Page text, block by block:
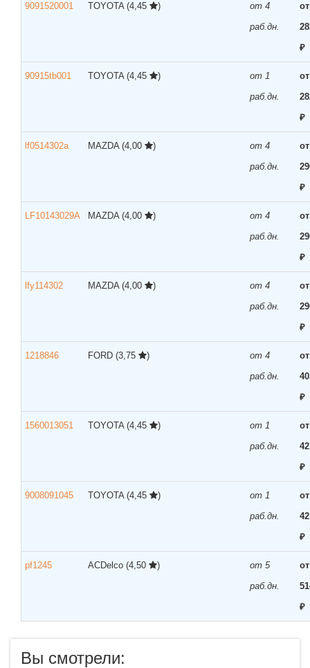
9091520001 TOYOTA (4,45 )
от 4
раб.дн.
от
₽
90915tb001 TOYOTA (4,45 )
от 1
раб.дн.
от
₽
lf0514302a MAZDA (4,00 )
от 4
раб.дн.
от
₽
LF10143029A MAZDA (4,00 )
от 4
раб.дн.
от
₽
lfy114302 MAZDA (4,00 )
от 4
раб.дн.
от
₽
1218846 FORD (3,75 )
от 4
раб.дн.
от
₽
1560013051 TOYOTA (4,45 )
от 1
раб.дн.
от
₽
9008091045 TOYOTA (4,45 )
от 1
раб.дн.
от
₽
pf1245 ACDelco (4,50 )
от 5
раб.дн.
от
₽
Вы смотрели: